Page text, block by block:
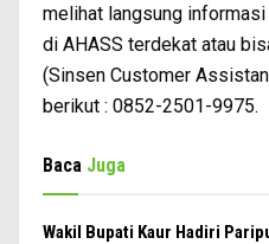
melihat langsung
di AHASS terdekat atau
(Sinsen Customer
berikut : 0852-2501-9975.
Baca Juga
Wakil Bupati Kaur Hadiri